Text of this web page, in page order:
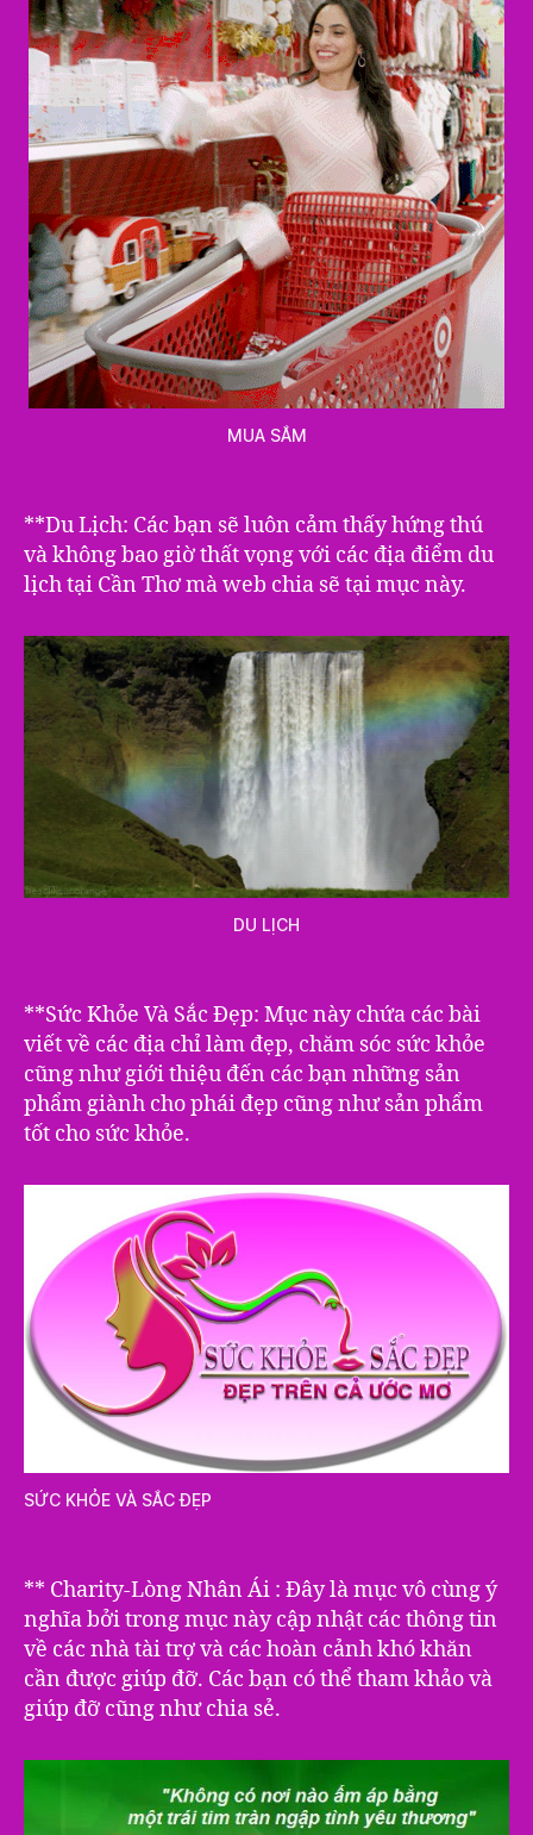
MUA SẮM
**Du Lịch: Các bạn sẽ luôn cảm thấy hứng thú
và không bao giờ thất vọng với các địa điểm du
lịch tại Cần Thơ mà web chia sẽ tại mục này.
DU LỊCH
**Sức Khỏe Và Sắc Đẹp: Mục này chứa các bài
viết về các địa chỉ làm đẹp, chăm sóc sức khỏe
cũng như giới thiệu đến các bạn những sản
phẩm giành cho phái đẹp cũng như sản phẩm
tốt cho sức khỏe.
SỨC KHỎE VÀ SẮC ĐẸP
** Charity-Lòng Nhân Ái : Đây là mục vô cùng ý
nghĩa bởi trong mục này cập nhật các thông tin
về các nhà tài trợ và các hoàn cảnh khó khăn
cần được giúp đỡ. Các bạn có thể tham khảo và
giúp đỡ cũng như chia sẻ.